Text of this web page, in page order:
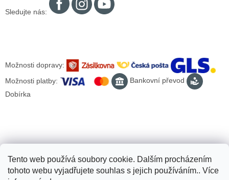
Tento web používá soubory cookie. Dalším procházením
tohoto webu vyjadřujete souhlas s jejich používáním.. Více
Sledujte nás:
Možnosti dopravy:
Možnosti platby:
Bankovní převod
Dobírka